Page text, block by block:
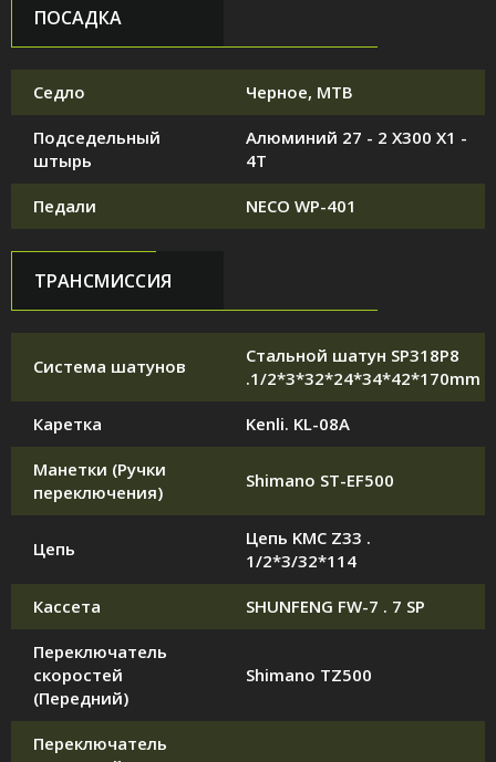
ПОСАДКА
Седло Черное, MTB
Подседельный
штырь
Алюминий 27 - 2 X300 X1 -
4T
Педали NECO WP-401
ТРАНСМИССИЯ
Система шатунов
Стальной шатун SP318P8
.1/2*3*32*24*34*42*170mm
Каретка Kenli. KL-08A
Манетки (Ручки
переключения)
Shimano ST-EF500
Цепь
Цепь KMC Z33 .
1/2*3/32*114
Кассета SHUNFENG FW-7 . 7 SP
Переключатель
скоростей
(Передний)
Shimano TZ500
Переключатель